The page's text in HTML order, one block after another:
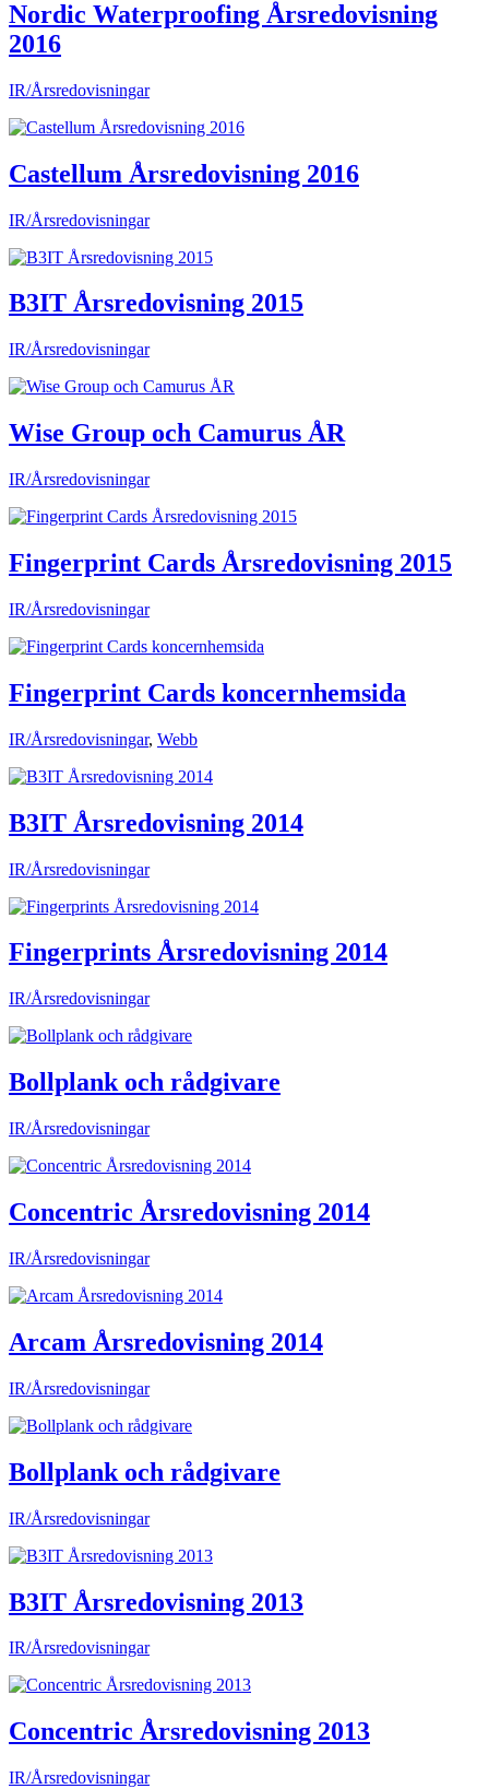
Nordic Waterproofing Årsredovisning
2016
IR/Årsredovisningar
Castellum Årsredovisning 2016
IR/Årsredovisningar
B3IT Årsredovisning 2015
IR/Årsredovisningar
Wise Group och Camurus ÅR
IR/Årsredovisningar
Fingerprint Cards Årsredovisning 2015
IR/Årsredovisningar
Fingerprint Cards koncernhemsida
IR/Årsredovisningar, Webb
B3IT Årsredovisning 2014
IR/Årsredovisningar
Fingerprints Årsredovisning 2014
IR/Årsredovisningar
Bollplank och rådgivare
IR/Årsredovisningar
Concentric Årsredovisning 2014
IR/Årsredovisningar
Arcam Årsredovisning 2014
IR/Årsredovisningar
Bollplank och rådgivare
IR/Årsredovisningar
B3IT Årsredovisning 2013
IR/Årsredovisningar
Concentric Årsredovisning 2013
IR/Årsredovisningar